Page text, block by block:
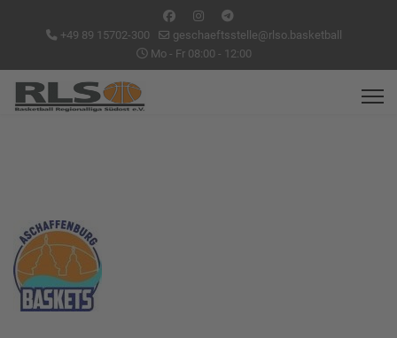
+49 89 15702-300
geschaeftsstelle@rlso.basketball
Mo - Fr 08:00 - 12:00